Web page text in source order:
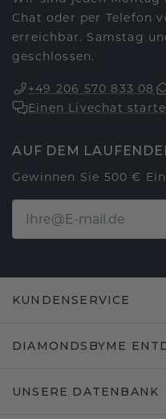
Chat oder per Telefon
erreichbar. Samstag
geschlossen.
+49 206 570 833 08
Einen Livechat
AUF DEM
Gewinnen Sie 500 €
KUNDENSERVICE
DIAMONDSBYME
UNSERE DATENBANK